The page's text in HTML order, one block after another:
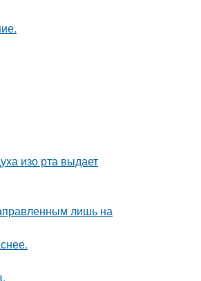
изо рта выдает
лишь на